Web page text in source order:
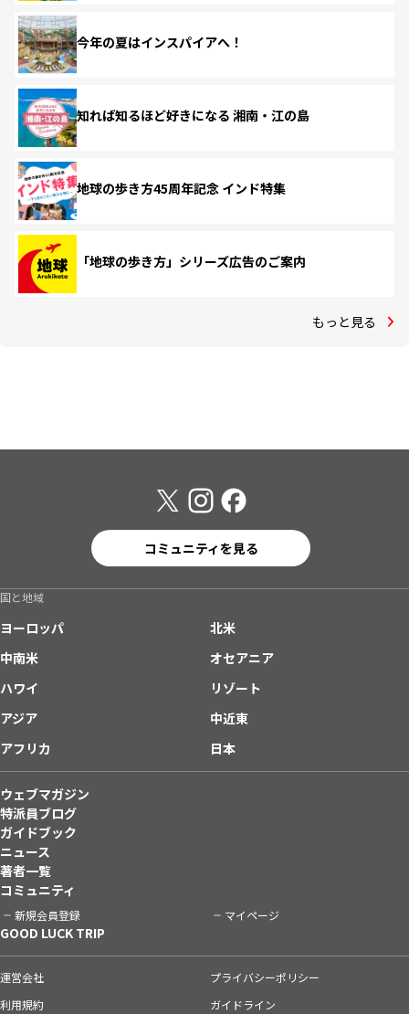
今年の夏はインスパイアへ！
知れば知るほど好きになる 湘南・江の島
地球の歩き方45周年記念 インド特集
「地球の歩き方」シリーズ広告のご案内
もっと見る
コミュニティを見る
国と地域
ヨーロッパ
北米
中南米
オセアニア
ハワイ
リゾート
アジア
中近東
アフリカ
日本
ウェブマガジン
特派員ブログ
ガイドブック
ニュース
著者一覧
コミュニティ
新規会員登録 マイページ
GOOD LUCK TRIP
運営会社
プライバシーポリシー
利用規約
ガイドライン